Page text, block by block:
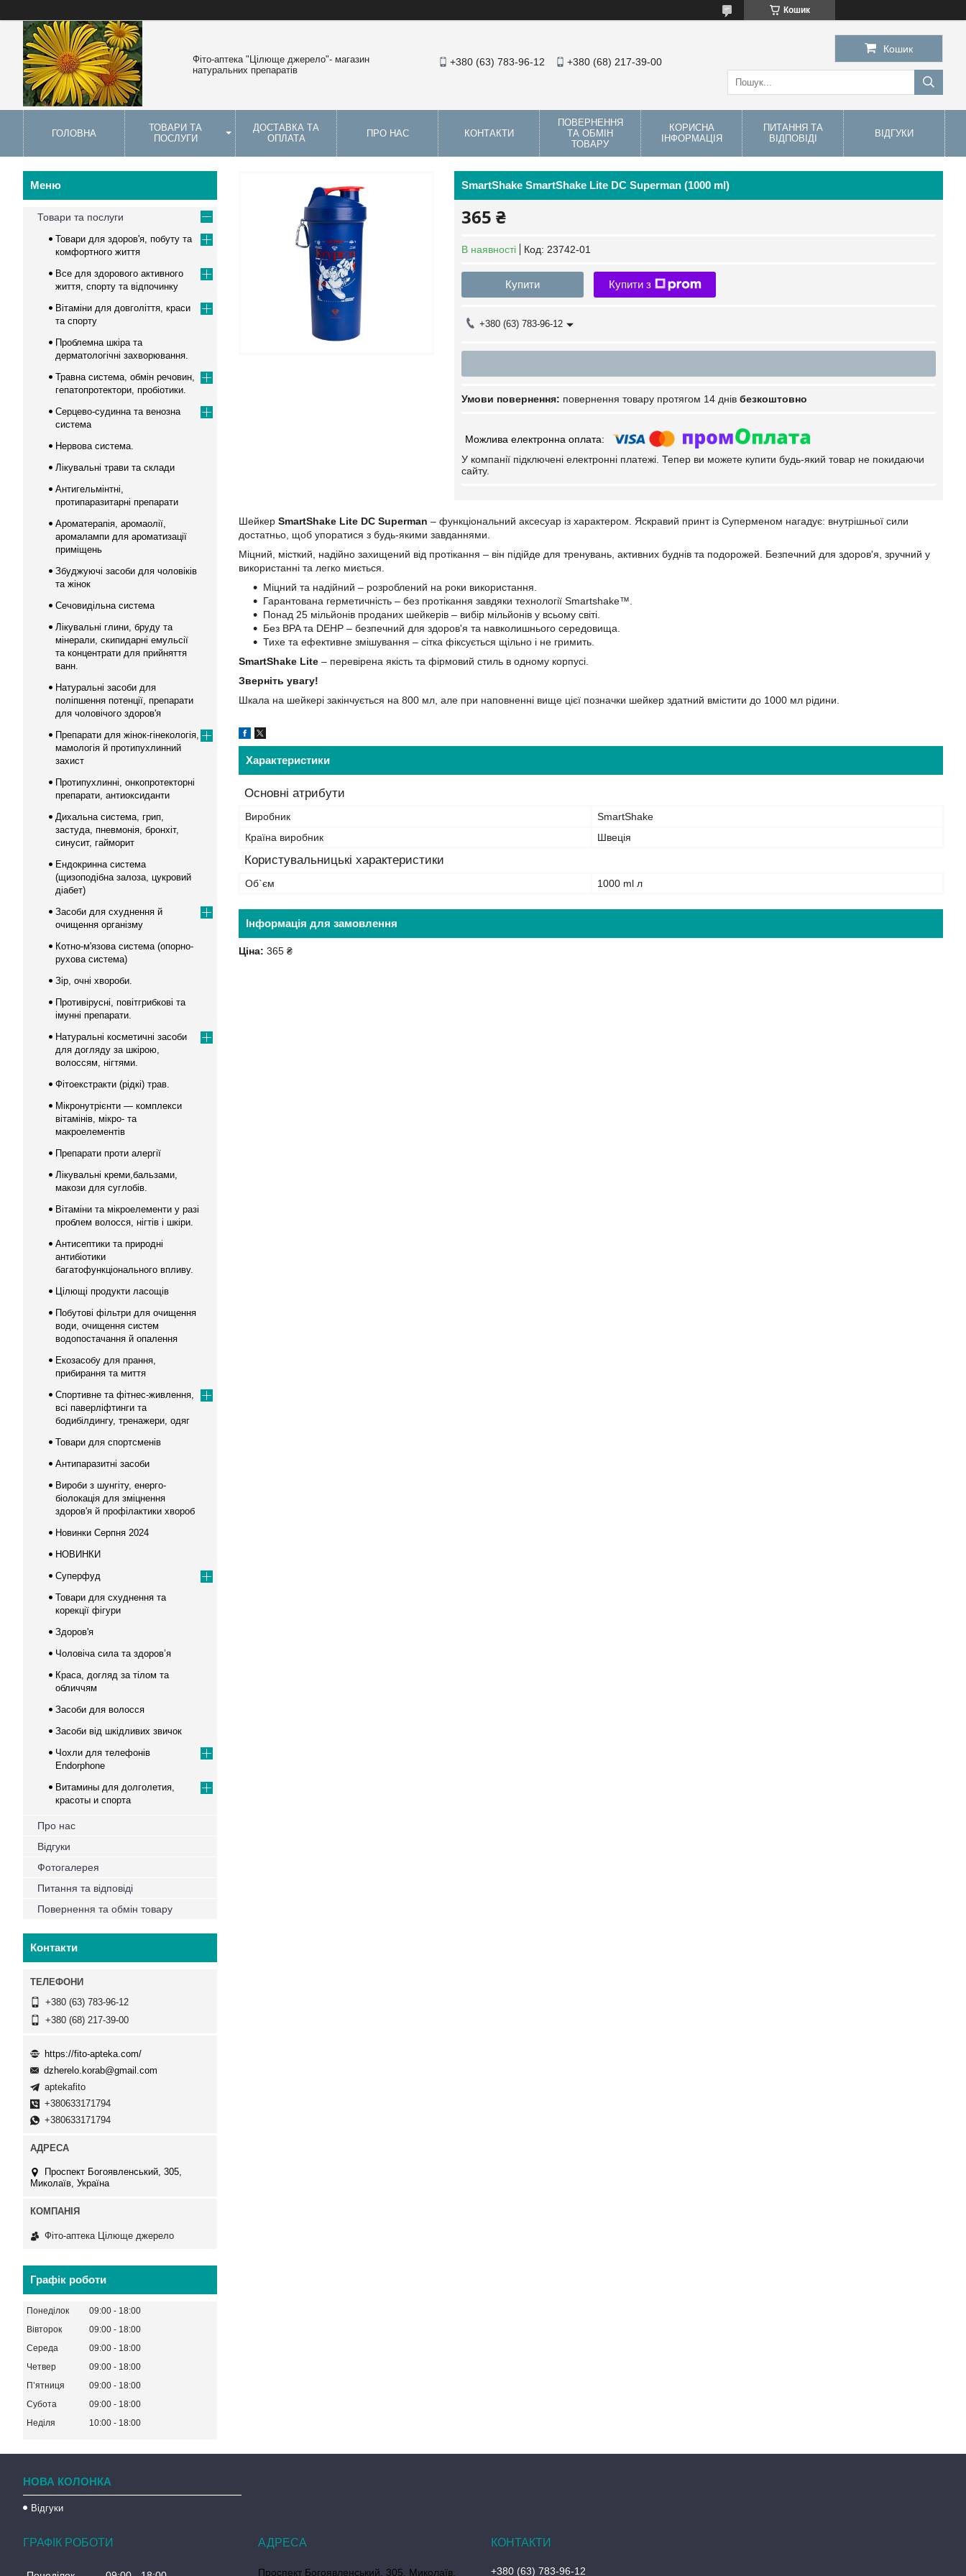
Кошик
Фіто-аптека "Цілюще джерело"- магазин
натуральних препаратів
+380 (63) 783-96-12 +380 (68) 217-39-00
Кошик
ГОЛОВНА
ТОВАРИ ТА
ПОСЛУГИ
ДОСТАВКА ТА
ОПЛАТА
ПРО НАС КОНТАКТИ
ПОВЕРНЕННЯ
ТА ОБМІН
ТОВАРУ
КОРИСНА
ІНФОРМАЦІЯ
ПИТАННЯ ТА
ВІДПОВІДІ
ВІДГУКИ
SmartShake SmartShake Lite DC Superman (1000 ml)
365 ₴
В наявності Код: 23742-01
Купити Купити з
+380 (63) 783-96-12
повернення товару протягом 14 днів безкоштовно
У компанії підключені електронні платежі. Тепер ви можете купити будь-який товар не покидаючи
сайту.
Шейкер SmartShake Lite DC Superman – функціональний аксесуар із характером. Яскравий принт із Суперменом нагадує: внутрішньої сили
достатньо, щоб упоратися з будь-якими завданнями.
Міцний, місткий, надійно захищений від протікання – він підійде для тренувань, активних буднів та подорожей. Безпечний для здоров'я, зручний у
використанні та легко миється.
Міцний та надійний – розроблений на роки використання.
Гарантована герметичність – без протікання завдяки технології Smartshake™.
Понад 25 мільйонів проданих шейкерів – вибір мільйонів у всьому світі.
Без BPA та DEHP – безпечний для здоров'я та навколишнього середовища.
Тихе та ефективне змішування – сітка фіксується щільно і не гримить.
SmartShake Lite – перевірена якість та фірмовий стиль в одному корпусі.
Зверніть увагу!
Шкала на шейкері закінчується на 800 мл, але при наповненні вище цієї позначки шейкер здатний вмістити до 1000 мл рідини.
Характеристики
Основні атрибути
Виробник
SmartShake
Країна виробник
Швеція
Користувальницькі характеристики
Об`єм 1000 ml л
Інформація для замовлення
Ціна: 365 ₴
Товари та послуги
Товари для здоров'я, побуту та
комфортного життя
Все для здорового активного
життя, спорту та відпочинку
Вітаміни для довголіття, краси
та спорту
Проблемна шкіра та
дерматологічні захворювання.
Травна система, обмін речовин,
гепатопротектори, пробіотики.
Серцево-судинна та венозна
система
Нервова система.
Лікувальні трави та склади
Антигельмінтні,
протипаразитарні препарати
Ароматерапія, аромаолії,
аромалампи для ароматизації
приміщень
Збуджуючі засоби для чоловіків
та жінок
Сечовидільна система
Лікувальні глини, бруду та
мінерали, скипидарні емульсії
та концентрати для прийняття
ванн.
Натуральні засоби для
поліпшення потенції, препарати
для чоловічого здоров'я
Препарати для жінок-гінекологія,
мамологія й протипухлинний
захист
Протипухлинні, онкопротекторні
препарати, антиоксиданти
Дихальна система, грип,
застуда, пневмонія, бронхіт,
синусит, гайморит
Ендокринна система
(щизоподібна залоза, цукровий
діабет)
Засоби для схуднення й
очищення організму
Котно-м'язова система (опорно-
рухова система)
Зір, очні хвороби.
Противірусні, повітгрибкові та
імунні препарати.
Натуральні косметичні засоби
для догляду за шкірою,
волоссям, нігтями.
Фітоекстракти (рідкі) трав.
Мікронутрієнти — комплекси
вітамінів, мікро- та
макроелементів
Препарати проти алергії
Лікувальні креми,бальзами,
макози для суглобів.
Вітаміни та мікроелементи у разі
проблем волосся, нігтів і шкіри.
Антисептики та природні
антибіотики
багатофункціонального впливу.
Цілющі продукти ласощів
Побутові фільтри для очищення
води, очищення систем
водопостачання й опалення
Екозасобу для прання,
прибирання та миття
Спортивне та фітнес-живлення,
всі паверліфтинги та
бодибілдингу, тренажери, одяг
Товари для спортсменів
Антипаразитні засоби
Вироби з шунгіту, енерго-
біолокація для зміцнення
здоров'я й профілактики хвороб
Новинки Серпня 2024
НОВИНКИ
Суперфуд
Товари для схуднення та
корекції фігури
Здоров'я
Чоловіча сила та здоров’я
Краса, догляд за тілом та
обличчям
Засоби для волосся
Засоби від шкідливих звичок
Чохли для телефонів
Endorphone
Витамины для долголетия,
красоты и спорта
Про нас
Відгуки
Фотогалерея
Питання та відповіді
Повернення та обмін товару
Контакти
+380 (63) 783-96-12
+380 (68) 217-39-00
https://fito-apteka.com/
dzherelo.korab@gmail.com
aptekafito
+380633171794
+380633171794
Проспект Богоявленський, 305,
Миколаїв, Україна
Фіто-аптека Цілюще джерело
Графік роботи
Понеділок 09:00
18:00
Вівторок
09:00
18:00
Середа
09:00
18:00
Четвер
09:00
18:00
Пʼятниця
09:00
18:00
Субота
09:00
18:00
Неділя
10:00 18:00
НОВА КОЛОНКА
Відгуки
ГРАФІК РОБОТИ
Проспект Богоявленський, 305, Миколаїв, +380 (63) 783-96-12